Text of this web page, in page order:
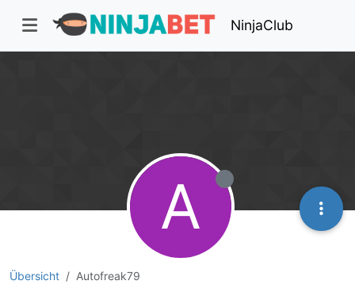
NinjaClub
Übersicht Autofreak79
A